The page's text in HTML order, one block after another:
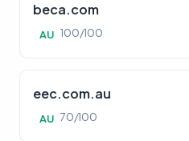
beca.com
AU 100/100
eec.com.au
AU 70/100